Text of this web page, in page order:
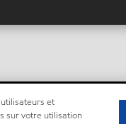
et
sur votre utilisation